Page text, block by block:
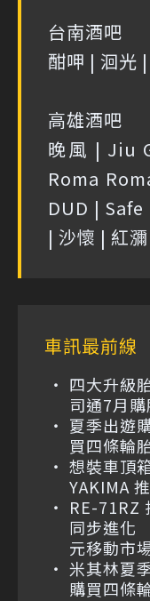
台南酒吧
酣呷 | 洄光
高雄酒吧
晚風 | Jiu
Roma
DUD |
| 沙懷 | 紅瀰
車訊最前線
四大升級
司通7月
夏季出遊
買四條輪
想裝車頂
YAKIMA
RE-71RZ
同步進化
元移動市
米其林夏
購買四條